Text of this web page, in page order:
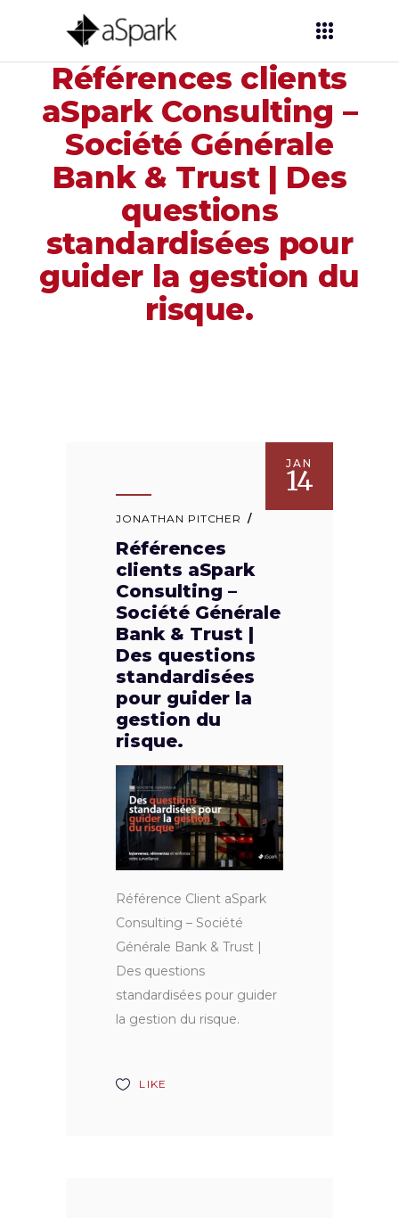
Références clients
aSpark Consulting –
Société Générale
Bank & Trust | Des
questions
standardisées pour
guider la gestion du
risque.
JAN
14
JONATHAN PITCHER
Références
clients aSpark
Consulting –
Société Générale
Bank & Trust |
Des questions
standardisées
pour guider la
gestion du
risque.
Référence Client aSpark
Consulting – Société
Générale Bank & Trust |
Des questions
standardisées pour guider
la gestion du risque.
LIKE